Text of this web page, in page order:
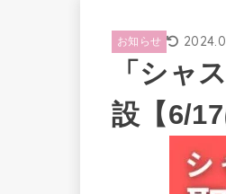
お知らせ
「シャ
設【6/